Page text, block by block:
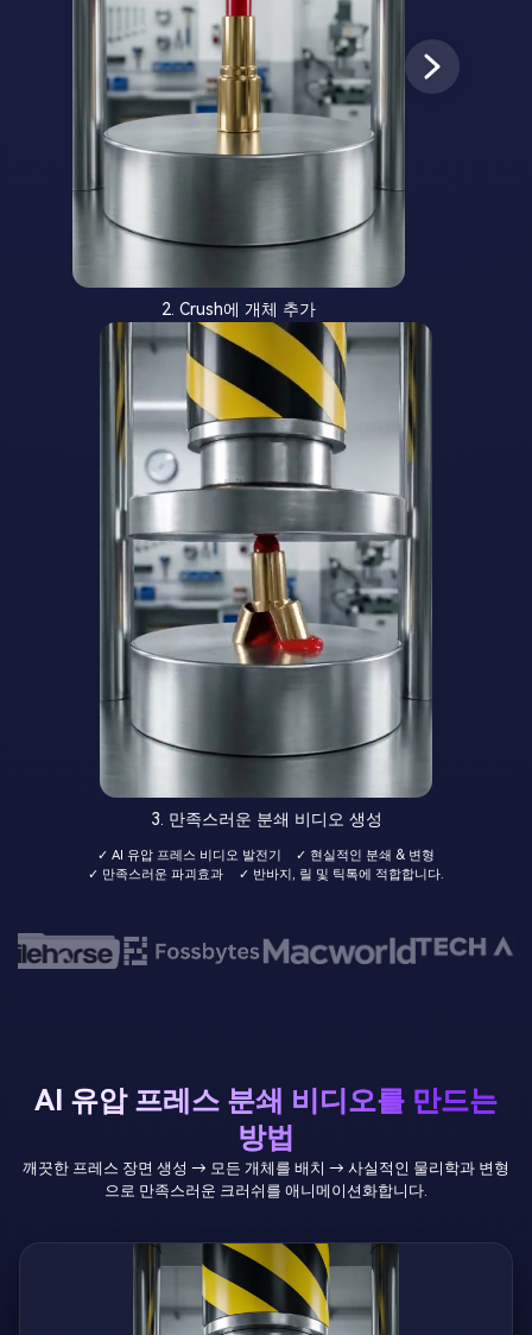
2. Crush에 개체 추가
3. 만족스러운 분쇄 비디오 생성
✓ AI 유압 프레스 비디오 발전기
✓ 현실적인 분쇄 & 변형
✓ 만족스러운 파괴효과
✓ 반바지, 릴 및 틱톡에 적합합니다.
AI 유압 프레스 분쇄 비디오를 만드는
방법
깨끗한 프레스 장면 생성 → 모든 개체를 배치 → 사실적인 물리학과 변형
으로 만족스러운 크러쉬를 애니메이션화합니다.